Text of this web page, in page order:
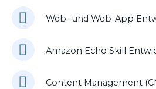
Web- und Web-App
Amazon Echo Skill
Content Management